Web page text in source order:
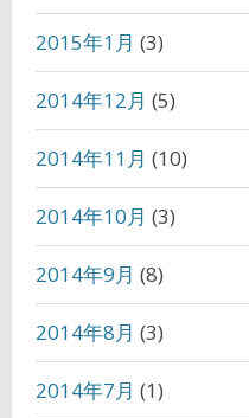
2015年1月 (3)
2014年12月 (5)
2014年11月 (10)
2014年10月 (3)
2014年9月 (8)
2014年8月 (3)
2014年7月 (1)